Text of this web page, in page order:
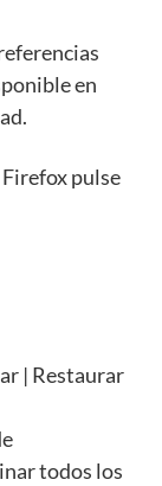
en
pulse
| Restaurar
todos los